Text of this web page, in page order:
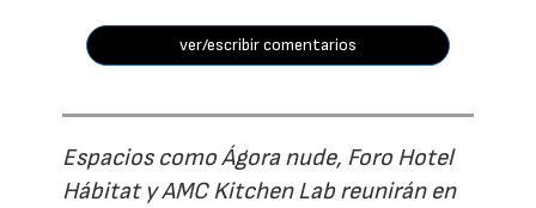
ver/escribir comentarios
Espacios como Ágora nude, Foro Hotel
Hábitat y AMC Kitchen Lab reunirán en